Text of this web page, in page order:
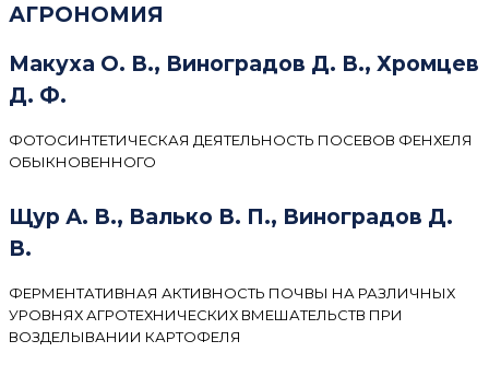
АГРОНОМИЯ
Макуха О. В., Виноградов Д. В., Хромцев
Д. Ф.
ФОТОСИНТЕТИЧЕСКАЯ ДЕЯТЕЛЬНОСТЬ ПОСЕВОВ ФЕНХЕЛЯ
ОБЫКНОВЕННОГО
Щур А. В., Валько В. П., Виноградов Д.
В.
ФЕРМЕНТАТИВНАЯ АКТИВНОСТЬ ПОЧВЫ НА РАЗЛИЧНЫХ
УРОВНЯХ АГРОТЕХНИЧЕСКИХ ВМЕШАТЕЛЬСТВ ПРИ
ВОЗДЕЛЫВАНИИ КАРТОФЕЛЯ